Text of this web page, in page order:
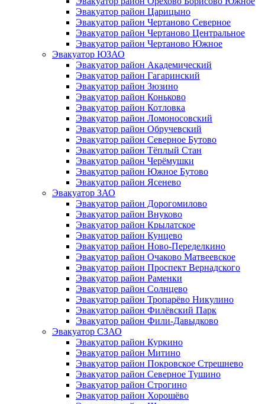
Эвакуатор район Царицыно
Эвакуатор район Чертаново Северное
Эвакуатор район Чертаново Центральное
Эвакуатор район Чертаново Южное
Эвакуатор ЮЗАО
Эвакуатор район Академический
Эвакуатор район Гагаринский
Эвакуатор район Зюзино
Эвакуатор район Коньково
Эвакуатор район Котловка
Эвакуатор район Ломоносовский
Эвакуатор район Обручевский
Эвакуатор район Северное Бутово
Эвакуатор район Тёплый Стан
Эвакуатор район Черёмушки
Эвакуатор район Южное Бутово
Эвакуатор район Ясенево
Эвакуатор ЗАО
Эвакуатор район Дорогомилово
Эвакуатор район Внуково
Эвакуатор район Крылатское
Эвакуатор район Кунцево
Эвакуатор район Ново-Переделкино
Эвакуатор район Очаково Матвеевское
Эвакуатор район Проспект Вернадского
Эвакуатор район Раменки
Эвакуатор район Солнцево
Эвакуатор район Тропарёво Никулино
Эвакуатор район Филёвский Парк
Эвакуатор район Фили-Давыдково
Эвакуатор СЗАО
Эвакуатор район Куркино
Эвакуатор район Митино
Эвакуатор район Покровское Стрешнево
Эвакуатор район Северное Тушино
Эвакуатор район Строгино
Эвакуатор район Хорошёво